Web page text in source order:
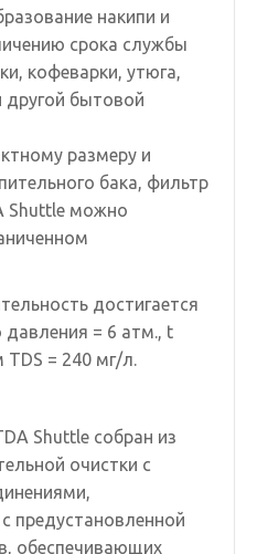
накипи и
срока службы
кофеварки, утюга,
другой бытовой
размеру и
бака, фильтр
Shuttle можно
достигается
давления = 6 атм., t
TDS = 240 мг/л.
Shuttle собран из
очистки с
предустановленной
обеспечивающих